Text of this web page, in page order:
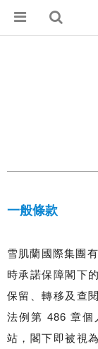
一般條款
雪肌蘭國際集團
時承諾保障閣下
保留、轉移及查
法例第 486 章個
站，閣下即被視